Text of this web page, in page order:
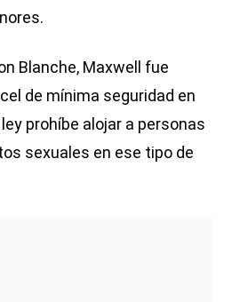
Blanche, Maxwell fue
de mínima seguridad en
prohíbe alojar a personas
sexuales en ese tipo de